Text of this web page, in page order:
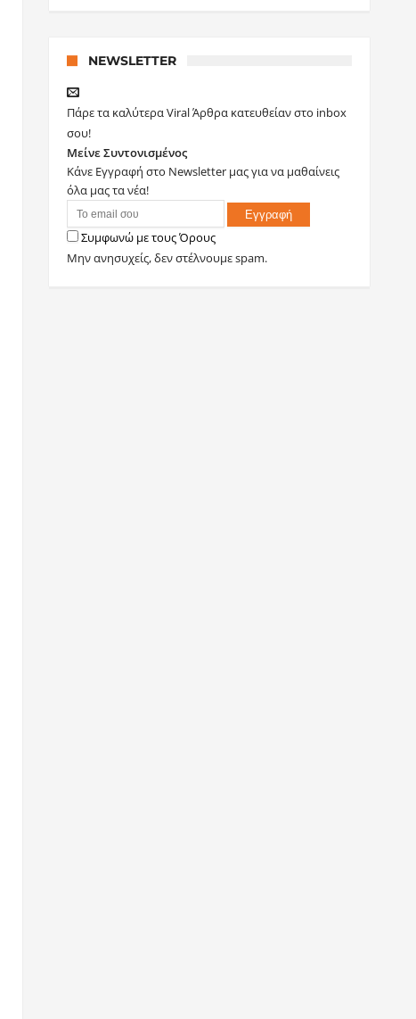
NEWSLETTER
Πάρε τα καλύτερα Viral Άρθρα κατευθείαν στο inbox
σου!
Μείνε Συντονισμένος
Κάνε Εγγραφή στο Newsletter μας για να μαθαίνεις
όλα μας τα νέα!
Συμφωνώ με τους Όρους
Μην ανησυχείς, δεν στέλνουμε spam.